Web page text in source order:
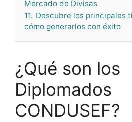
Mercado de Divisas
11. Descubre los principales
cómo generarlos con éxito
¿Qué son los
Diplomados
CONDUSEF?